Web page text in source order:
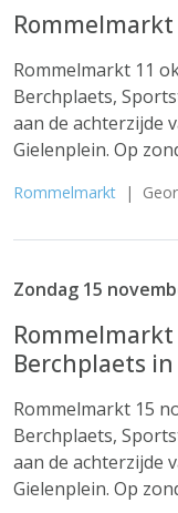
Rommelmarkt 11
Berchplaets,
aan de achterzijde
Gielenplein. Op
Rommelmarkt |
Zondag 15
Berchplaets
Rommelmarkt 15
Berchplaets,
aan de achterzijde
Gielenplein. Op